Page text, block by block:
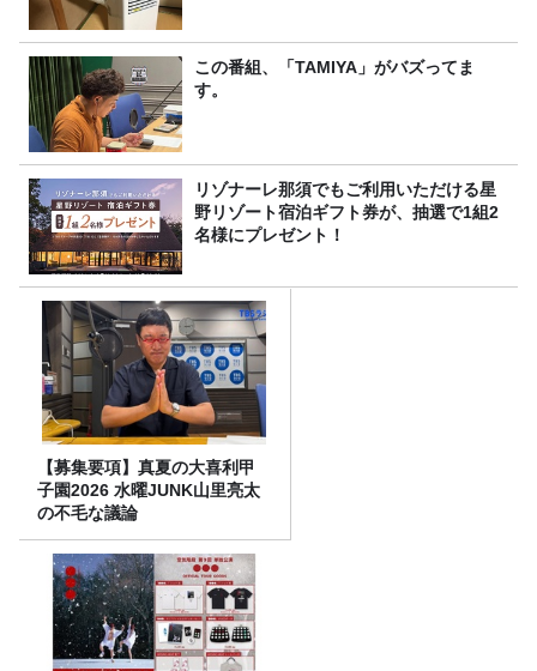
この番組、「TAMIYA」がバズってま
す。
リゾナーレ那須でもご利用いただける星
野リゾート宿泊ギフト券が、抽選で1組2
名様にプレゼント！
【募集要項】真夏の大喜利甲
子園2026 水曜JUNK山里亮太
の不毛な議論